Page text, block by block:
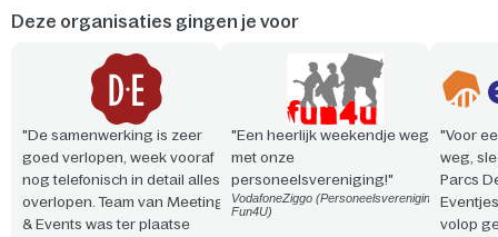
Deze organisaties gingen je voor
"De samenwerking is zeer
goed verlopen, week vooraf
nog telefonisch in detail alles
overlopen. Team van Meeting
& Events was ter plaatse
"Een heerlijk weekendje weg
met onze
personeelsvereniging!"
VodafoneZiggo (Personeelsvereniging
Fun4U)
"Voor
weg,
Parcs
volop